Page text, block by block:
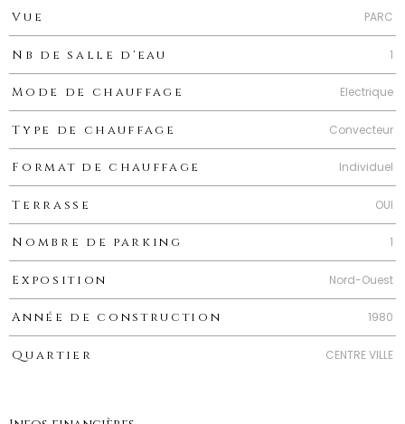
Vue PARC
Nb de salle d'eau 1
Mode de chauffage Electrique
Type de chauffage Convecteur
Format de chauffage Individuel
Terrasse OUI
Nombre de parking 1
Exposition Nord-Ouest
Année de construction 1980
Quartier CENTRE VILLE